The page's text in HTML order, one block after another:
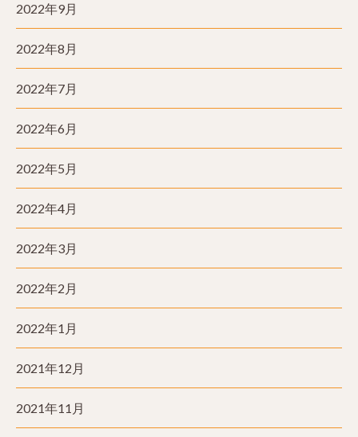
2022年9月
2022年8月
2022年7月
2022年6月
2022年5月
2022年4月
2022年3月
2022年2月
2022年1月
2021年12月
2021年11月